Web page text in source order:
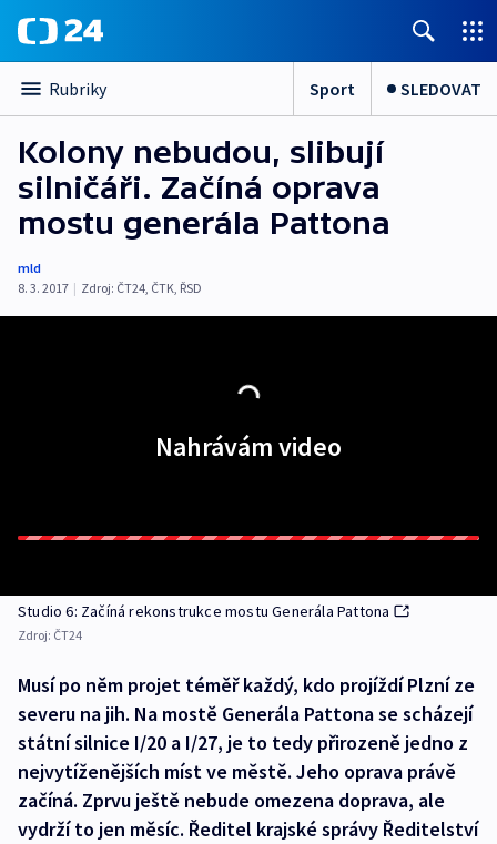
Rubriky Sport SLEDOVAT
Kolony nebudou, slibují
silničáři. Začíná oprava
mostu generála Pattona
mld
8. 3. 2017 | Zdroj: ČT24, ČTK, ŘSD
Nahrávám video
Studio 6: Začíná rekonstrukce mostu Generála Pattona
Zdroj: ČT24
Musí po něm projet téměř každý, kdo projíždí Plzní ze
severu na jih. Na mostě Generála Pattona se scházejí
státní silnice I/20 a I/27, je to tedy přirozeně jedno z
nejvytíženějších míst ve městě. Jeho oprava právě
začíná. Zprvu ještě nebude omezena doprava, ale
vydrží to jen měsíc. Ředitel krajské správy Ředitelství